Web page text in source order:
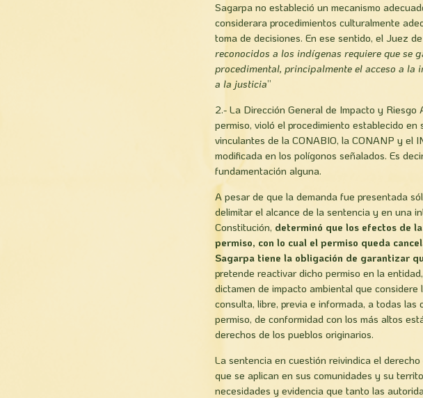
Sagarpa no estableció un mecanismo
considerara procedimientos culturalmente
toma de decisiones. En ese sentido, el Juez
reconocidos a los indígenas requiere que se
procedimental, principalmente el acceso a
a la justicia”
2.- La Dirección General de Impacto y
permiso, violó el procedimiento establecido
vinculantes de la CONABIO, la CONANP y el
modificada en los polígonos señalados. Es
fundamentación alguna.
A pesar de que la demanda fue presentada
delimitar el alcance de la sentencia y en una
Constitución, determinó que los efectos de
permiso, con lo cual el permiso queda
Sagarpa tiene la obligación de garantizar
pretende reactivar dicho permiso en la
dictamen de impacto ambiental que considere
consulta, libre, previa e informada, a todas
permiso, de conformidad con los más altos
derechos de los pueblos originarios.
La sentencia en cuestión reivindica el
que se aplican en sus comunidades y su
necesidades y evidencia que tanto las